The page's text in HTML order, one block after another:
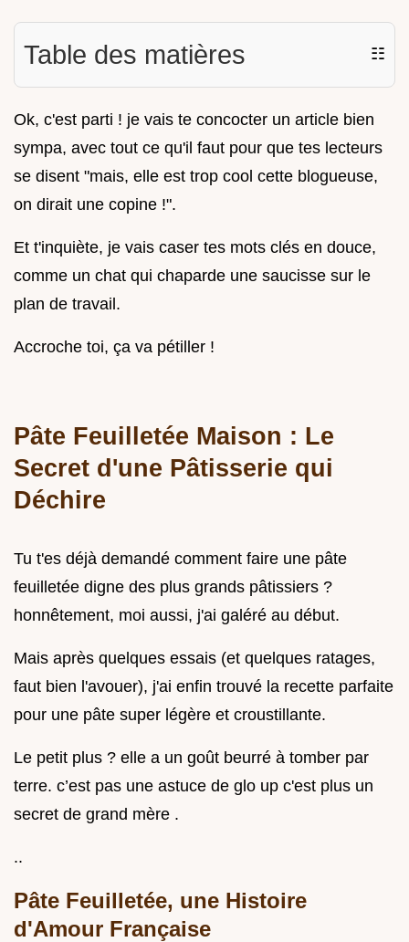
Table des matières ☷
Ok, c'est parti ! je vais te concocter un article bien
sympa, avec tout ce qu'il faut pour que tes lecteurs
se disent "mais, elle est trop cool cette blogueuse,
on dirait une copine !".
Et t'inquiète, je vais caser tes mots clés en douce,
comme un chat qui chaparde une saucisse sur le
plan de travail.
Accroche toi, ça va pétiller !
Pâte Feuilletée Maison : Le
Secret d'une Pâtisserie qui
Déchire
Tu t'es déjà demandé comment faire une pâte
feuilletée digne des plus grands pâtissiers ?
honnêtement, moi aussi, j'ai galéré au début.
Mais après quelques essais (et quelques ratages,
faut bien l'avouer), j'ai enfin trouvé la recette parfaite
pour une pâte super légère et croustillante.
Le petit plus ? elle a un goût beurré à tomber par
terre. c’est pas une astuce de glo up c'est plus un
secret de grand mère .
..
Pâte Feuilletée, une Histoire
d'Amour Française